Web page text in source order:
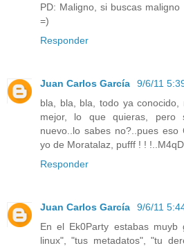
PD: Maligno, si buscas
=)
Responder
Juan Carlos García
9/6/11
bla, bla, bla, todo ya
mejor, lo que quieras, pero
nuevo..lo sabes no?..pues eso
yo de Moratalaz, pufff ! !
Responder
Juan Carlos García
9/6/11
En el Ek0Party estabas
linux", "tus metadatos", "tu